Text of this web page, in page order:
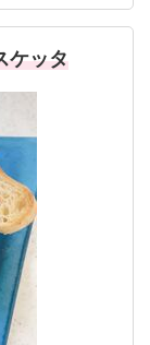
ケッタ